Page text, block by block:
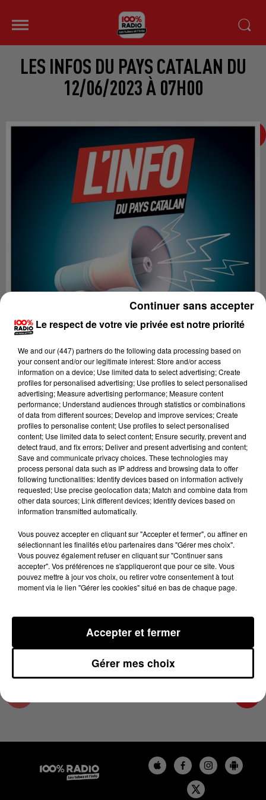
LES INFOS DU PAYS CATALAN DU
12/06/2023 À 07H00
Lecture (4 min 19 sec)
100%
100% radio les infos du Pays Catalan
12 juin 2023 - 4 min 19 sec
LES INFOS DU PAYS CATALAN DU 12/06/2023
À 07H00
Podcasts infos du Pays Catalan
Le respect de votre vie privée est notre priorité
We and our (447) partnersdo the following data processing based on
your consent and/or our legitimate interest: Store and/or access
information on a device; Use limited data to select advertising; Create
profiles for personalised advertising; Use profiles to select personalised
advertising; Measure advertising performance; Measure content
performance; Understand audiences through statistics or combinations
of data from different sources; Develop and improve services; Create
profiles to personalise content; Use profiles to select personalised
content; Use limited data to select content; Ensure security, prevent and
detect fraud, and fix errors; Deliver and present advertising and content;
Save and communicate privacy choices. These technologies may
process personal data such as IP address and browsing data to offer
following functionalities: Identify devices based on information actively
requested; Use precise geolocation data; Match and combine data from
other data sources; Link different devices; Identify devices based on
information transmitted automatically.
Vous pouvez accepter en cliquant sur "Accepter et fermer", ou affiner en
sélectionnant les finalités et/ou partenaires dans "Gérer mes choix".
Vous pouvez également refuser en cliquant sur "Continuer sans
accepter". Vos préférences ne s'appliqueront que pour ce site. Vous
pouvez mettre à jour vos choix, ou retirer votre consentement à tout
moment via le lien "Gérer les cookies" situé en bas de chaque page.
Gérer mes choix
Accepter et fermer
Continuer sans accepter